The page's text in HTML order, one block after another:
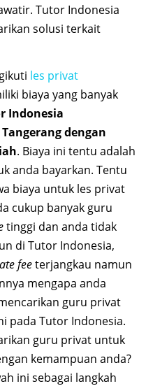
Tutor Indonesia
solusi terkait
les privat
biaya yang banyak
Indonesia
dengan
. Biaya ini tentu adalah
anda bayarkan. Tentu
biaya untuk les privat
cukup banyak guru
tinggi dan anda tidak
di Tutor Indonesia,
feeterjangkau namun
mengapa anda
guru privat
pada Tutor Indonesia.
guru privat untuk
kemampuan anda?
ini sebagai langkah